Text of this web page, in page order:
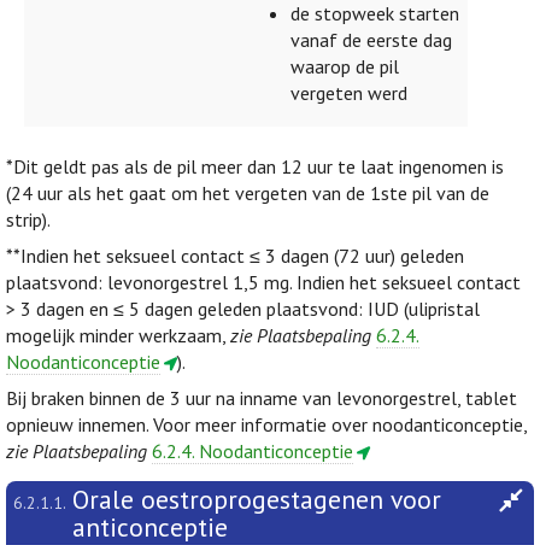
de stopweek starten
vanaf de eerste dag
waarop de pil
vergeten werd
*Dit geldt pas als de pil meer dan 12 uur te laat ingenomen is
(24 uur als het gaat om het vergeten van de 1ste pil van de
strip).
**Indien het seksueel contact ≤ 3 dagen (72 uur) geleden
plaatsvond: levonorgestrel 1,5 mg. Indien het seksueel contact
> 3 dagen en ≤ 5 dagen geleden plaatsvond: IUD (ulipristal
mogelijk minder werkzaam, zie Plaatsbepaling 6.2.4.
Noodanticonceptie
).
Bij braken binnen de 3 uur na inname van levonorgestrel, tablet
opnieuw innemen. Voor meer informatie over noodanticonceptie,
zie Plaatsbepaling 6.2.4. Noodanticonceptie
6.2.1.1. Orale oestroprogestagenen voor
anticonceptie